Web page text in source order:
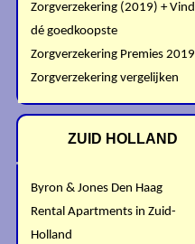
Zorgverzekering (2019) + Vind
dé goedkoopste
Zorgverzekering Premies 2019
Zorgverzekering vergelijken
ZUID HOLLAND
Byron & Jones Den Haag
Rental Apartments in Zuid-
Holland